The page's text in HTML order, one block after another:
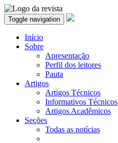
Toggle navigation
Início
Sobre
Apresentação
Perfil dos leitores
Pauta
Artigos
Artigos Técnicos
Informativos Técnicos
Artigos Acadêmicos
Seções
Todas as notícias